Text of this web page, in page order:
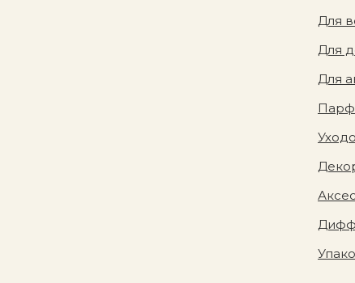
Для
Для
Для